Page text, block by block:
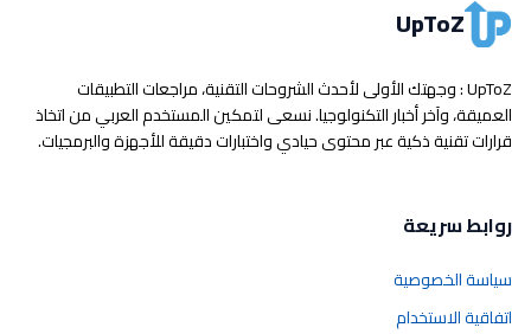
UpToZ
UpToZ : وجهتك الأولى لأحدث الشروحات التقنية، مراجعات التطبيقات
العميقة، وآخر أخبار التكنولوجيا. نسعى لتمكين المستخدم العربي من اتخاذ
قرارات تقنية ذكية عبر محتوى حيادي واختبارات دقيقة للأجهزة والبرمجيات.
روابط سريعة
سياسة الخصوصية
اتفاقية الاستخدام